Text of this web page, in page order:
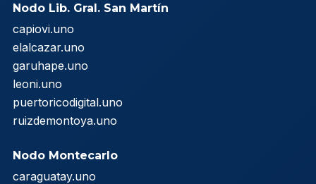
Nodo Lib. Gral. San Martín
capiovi.uno
elalcazar.uno
garuhape.uno
leoni.uno
puertoricodigital.uno
ruizdemontoya.uno
Nodo Montecarlo
caraguatay.uno